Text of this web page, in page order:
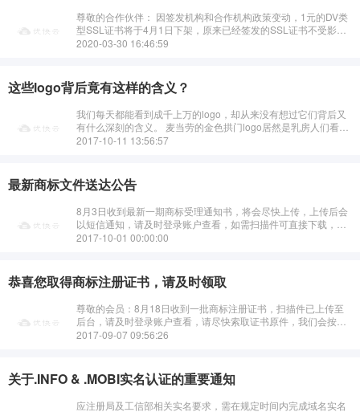
尊敬的合作伙伴： 因签发机构和合作机构政策变动，1元的DV类
型SSL证书将于4月1日下架，原来已经签发的SSL证书不受影
响，在有效期内可以继续使用。···
2020-03-30 16:46:59
这些logo背后竟有这样的含义？
我们每天都能看到成千上万的logo，却从来没有想过它们背后又
有什么深刻的含义。 麦当劳的金色拱门logo居然是乳房人们看到
麦当劳的logo时总是会不假思索地认为麦当劳标志只不过是表示
2017-10-11 13:56:57
最新商标文件送达公告
8月3日收到最新一期商标受理通知书，将会尽快上传，上传后会
以短信通知，请及时登录账户查看，如需扫描件可直接下载，如
需要原件请索取，我们会按照先后尽快安排顺丰到付寄出！···
2017-10-01 00:00:00
恭喜您取得商标注册证书，请及时领取
尊敬的会员：8月18日收到一批商标注册证书，扫描件已上传至
后台，请及时登录账户查看，请尽快索取证书原件，我们会按照
先后尽快安排寄出！···
2017-09-07 09:56:26
关于.INFO & .MOBI实名认证的重要通知
应注册局及工信部相关实名要求，需在规定时间内完成域名实名